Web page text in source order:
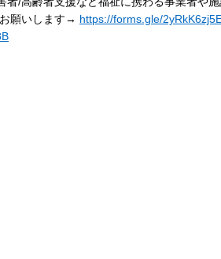
願いします→ https://forms.gle/